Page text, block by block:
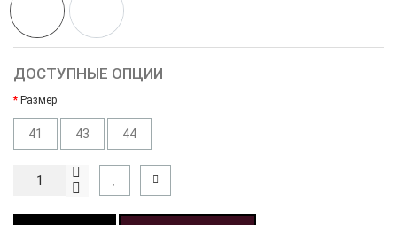
ДОСТУПНЫЕ ОПЦИИ
Размер
41 43 44